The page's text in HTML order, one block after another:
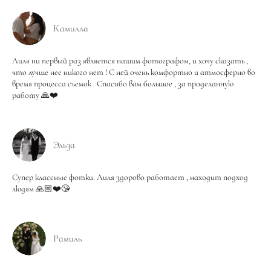
Камилла
Лиля ни первый раз является нашим фотографом, и хочу сказать ,
что лучше нее никого нет ! С ней очень комфортно и атмосферно во
время процесса съемок . Спасибо вам большое , за проделанную
работу 🙏❤️
Эльза
Супер классные фотки. Лиля здорово работает , находит подход
людям 🙏🏼❤️😘
Рамиль